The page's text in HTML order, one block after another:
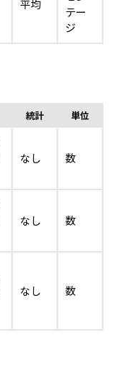
平均
テー
ジ
統計 単位
なし 数
なし 数
なし 数